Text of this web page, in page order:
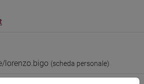
lorenzo.bigo (scheda personale)